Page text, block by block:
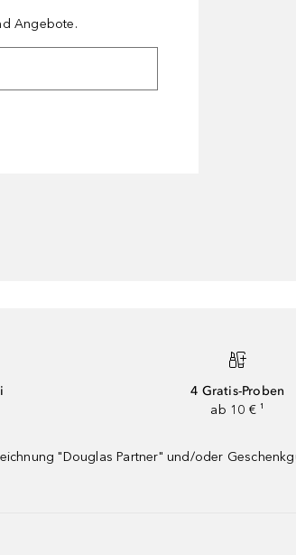
Angebote.
4 Gratis-Proben
ab 10 € ¹
"Douglas Partner" und/oder